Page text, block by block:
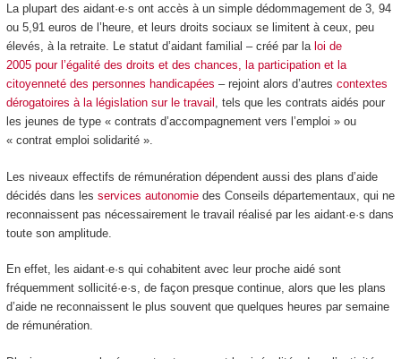
La plupart des aidant·e·s ont accès à un simple dédommagement de 3, 94
ou 5,91 euros de l’heure, et leurs droits sociaux se limitent à ceux, peu
élevés, à la retraite. Le statut d’aidant familial – créé par la loi de
2005 pour l’égalité des droits et des chances, la participation et la
citoyenneté des personnes handicapées – rejoint alors d’autres contextes
dérogatoires à la législation sur le travail , tels que les contrats aidés pour
les jeunes de type « contrats d’accompagnement vers l’emploi » ou
« contrat emploi solidarité ».
Les niveaux effectifs de rémunération dépendent aussi des plans d’aide
décidés dans les services autonomiedes Conseils départementaux, qui ne
reconnaissent pas nécessairement le travail réalisé par les aidant·e·s dans
toute son amplitude.
En effet, les aidant·e·s qui cohabitent avec leur proche aidé sont
fréquemment sollicité·e·s, de façon presque continue, alors que les plans
d’aide ne reconnaissent le plus souvent que quelques heures par semaine
de rémunération.